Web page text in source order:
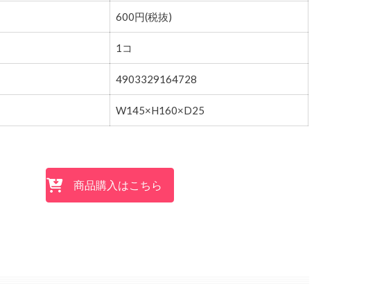
600円(税抜)
1コ
4903329164728
W145×H160×D25
商品購入はこちら